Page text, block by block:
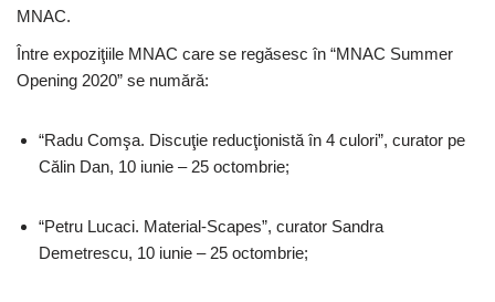
MNAC.
Între expoziţiile MNAC care se regăsesc în “MNAC Summer
Opening 2020” se numără:
“Radu Comşa. Discuţie reducţionistă în 4 culori”, curator pe
Călin Dan, 10 iunie – 25 octombrie;
“Petru Lucaci. Material-Scapes”, curator Sandra
Demetrescu, 10 iunie – 25 octombrie;